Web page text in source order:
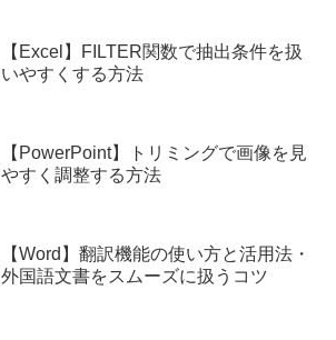
【Excel】FILTER関数で抽出条件を扱
いやすくする方法
【PowerPoint】トリミングで画像を見
やすく調整する方法
【Word】翻訳機能の使い方と活用法・
外国語文書をスムーズに扱うコツ